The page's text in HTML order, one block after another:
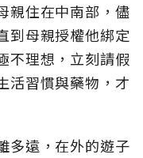
親住在中南部，儘
到母親授權他綁定
不理想，立刻請假
活習慣與藥物，才
多遠，在外的遊子